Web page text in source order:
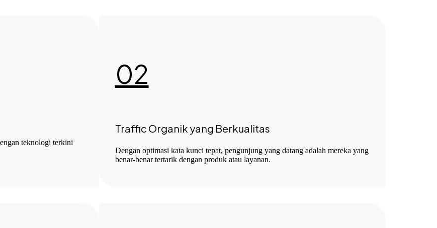
teknologi terkini
02
Traffic Organik yang Berkualitas
Dengan optimasi kata kunci tepat, pengunjung yang datang adalah mereka yang
benar-benar tertarik dengan produk atau layanan.